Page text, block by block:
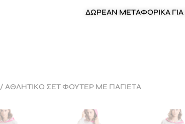
ΔΩΡΕΑΝ ΜΕΤΑΦΟΡΙΚΑ ΓΙΑ
/ ΑΘΛΗΤΙΚΟ ΣΕΤ ΦΟΥΤΕΡ ΜΕ ΠΑΓΙΕΤΑ